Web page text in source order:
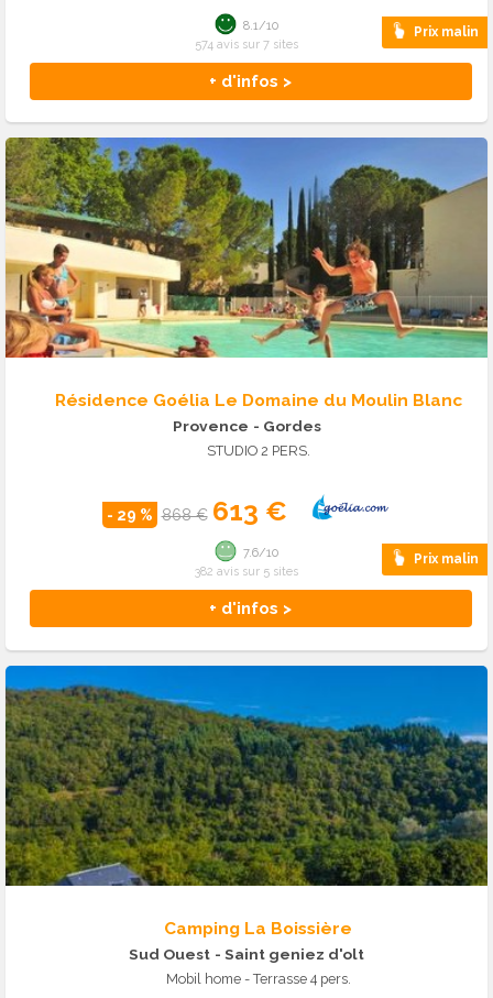
Prix malin
+ d'infos >
8.1/10
574 avis sur 7 sites
Résidence Goélia Le Domaine du Moulin Blanc
Provence - Gordes
STUDIO 2 PERS.
- 29 % 868 € 613 €
Prix malin
+ d'infos >
7.6/10
382 avis sur 5 sites
Camping La Boissière
Sud Ouest - Saint geniez d'olt
Mobil home - Terrasse 4 pers.